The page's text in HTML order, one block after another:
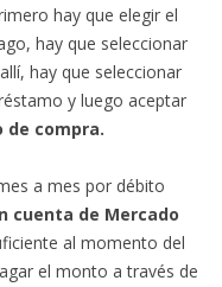
hay que elegir el
hay que seleccionar
hay que seleccionar
y luego aceptar
de compra.
a mes por débito
cuenta de Mercado
al momento del
el monto a través de